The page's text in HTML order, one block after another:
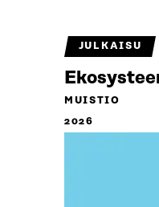
JULKAISU
MUISTIO
2026